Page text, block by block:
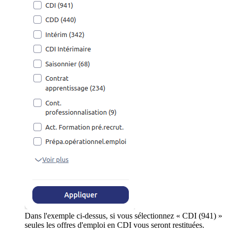
Dans l'exemple ci-dessus, si vous sélectionnez « CDI (941) »
seules les offres d'emploi en CDI vous seront restituées.